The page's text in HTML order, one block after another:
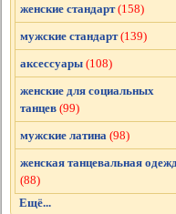
женские стандарт (158)
мужские стандарт (139)
аксессуары (108)
женские для социальных
танцев (99)
мужские латина (98)
женская танцевальная
(88)
Ещё...